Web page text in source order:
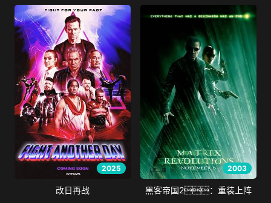
2025
改日再战
2003
黑客帝国2：重装上阵